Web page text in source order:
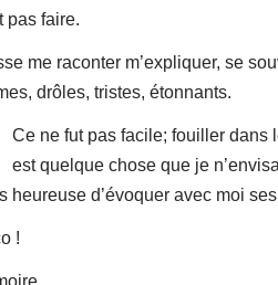
pas faire.
me raconter m’expliquer, se
drôles, tristes, étonnants.
Ce ne fut pas facile; fouiller dans
est quelque chose que je
heureuse d’évoquer avec moi
!